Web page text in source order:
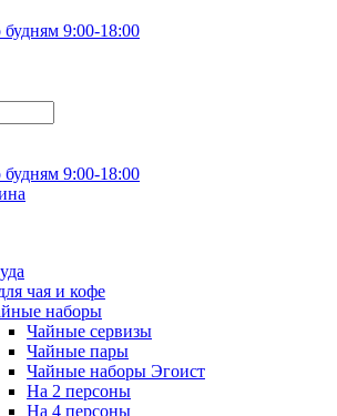
будням 9:00-18:00
будням 9:00-18:00
чая и кофе
наборы
Чайные сервизы
Чайные пары
Чайные наборы Эгоист
На 2 персоны
На 4 персоны